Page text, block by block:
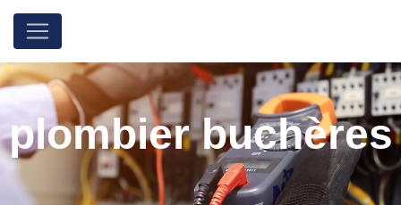
plombier buchères
Panneau de gestion des cookies